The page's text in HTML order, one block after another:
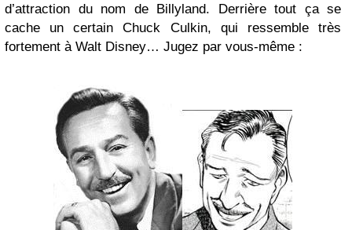
d’attraction du nom de Billyland. Derrière tout ça se
cache un certain Chuck Culkin, qui ressemble très
fortement à Walt Disney… Jugez par vous-même :